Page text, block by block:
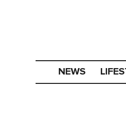
NEWS